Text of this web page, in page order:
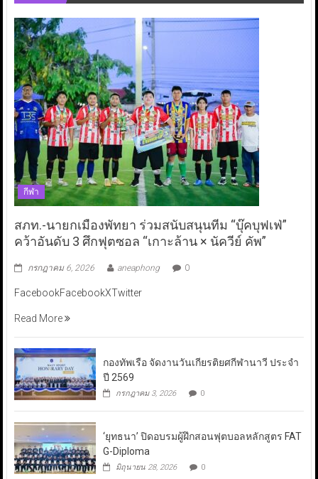
กีฬา
สภท.-นายกเมืองพัทยา ร่วมสนับสนุนทีม “บุ๊คบุฟเฟ่”
คว้าอันดับ 3 ศึกฟุตซอล “เกาะล้าน × นัควีย์ คัพ”
กรกฎาคม 6, 2026 aneaphong 0
FacebookFacebookXTwitter
Read More
กองทัพเรือ จัดงานวันเกียรติยศกีฬานาวี ประจำ
ปี 2569
กรกฎาคม 3, 2026 0
‘ยุทธนา’ ปิดอบรมผู้ฝึกสอนฟุตบอลหลักสูตร FAT
G-Diploma
มิถุนายน 28, 2026 0